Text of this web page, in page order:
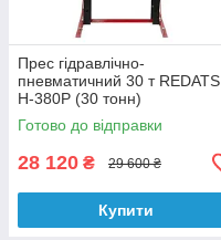
Прес гідравлічно-
пневматичний 30 т REDATS
H-380P (30 тонн)
Готово до відправки
28 120 ₴ 29 600 ₴
Купити